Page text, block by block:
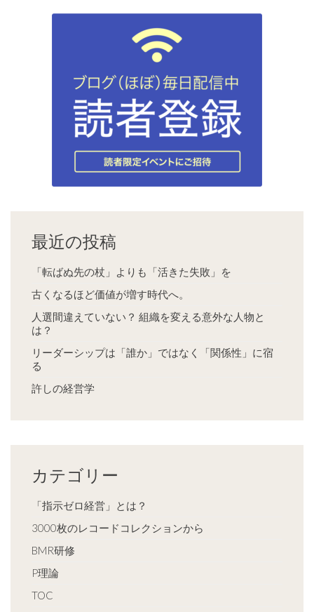
最近の投稿
「転ばぬ先の杖」よりも「活きた失敗」を
古くなるほど価値が増す時代へ。
人選間違えていない？ 組織を変える意外な人物と
は？
リーダーシップは「誰か」ではなく「関係性」に宿
る
許しの経営学
カテゴリー
「指示ゼロ経営」とは？
3000枚のレコードコレクションから
BMR研修
P理論
TOC